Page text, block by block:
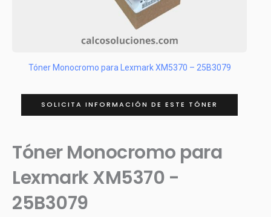
Tóner Monocromo para Lexmark XM5370 – 25B3079
SOLICITA INFORMACIÓN DE ESTE TÓNER
Tóner Monocromo para
Lexmark XM5370 -
25B3079